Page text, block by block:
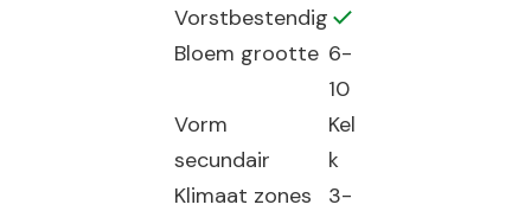
Vorstbestendig
Bloem grootte 6-
10
Vorm
secundair
Kel
k
Klimaat zones
3-